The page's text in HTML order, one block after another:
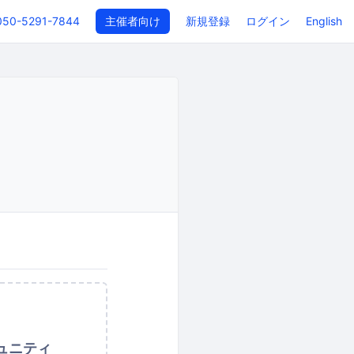
5291-7844 主催者向け 新規登録 ログイン English
ニティ